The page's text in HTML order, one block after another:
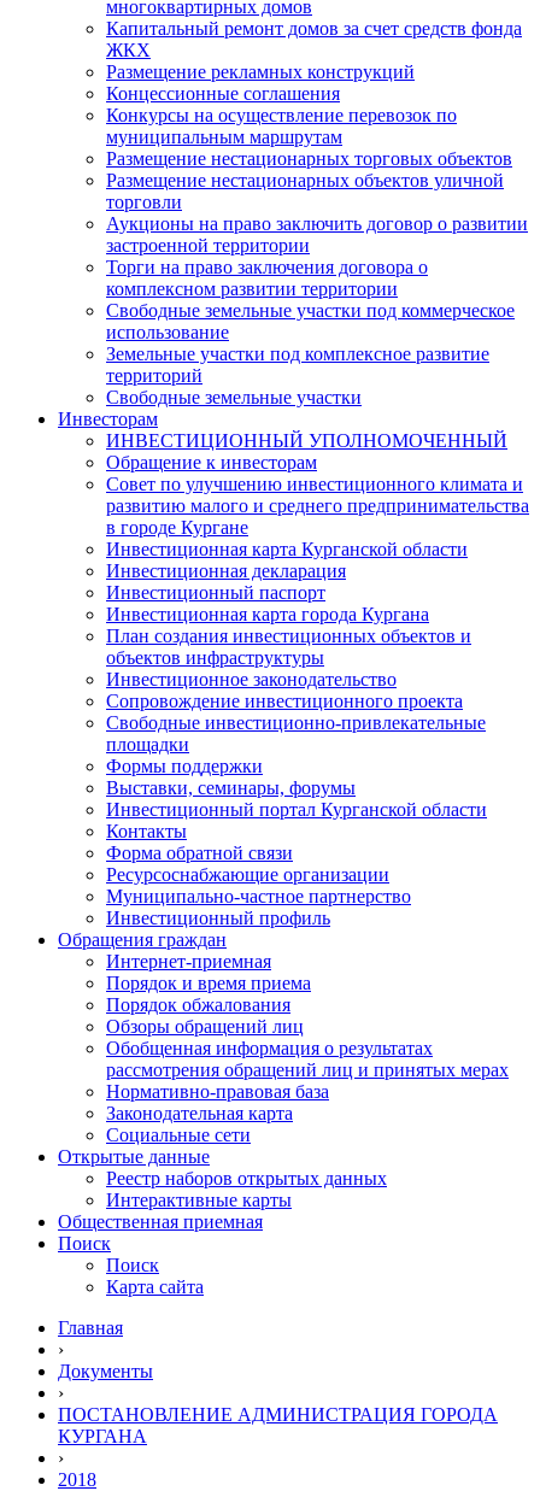
многоквартирных домов
Капитальный ремонт домов за счет средств фонда
ЖКХ
Размещение рекламных конструкций
Концессионные соглашения
Конкурсы на осуществление перевозок по
муниципальным маршрутам
Размещение нестационарных торговых объектов
Размещение нестационарных объектов уличной
торговли
Аукционы на право заключить договор о развитии
застроенной территории
Торги на право заключения договора о
комплексном развитии территории
Свободные земельные участки под коммерческое
использование
Земельные участки под комплексное развитие
территорий
Свободные земельные участки
Инвесторам
ИНВЕСТИЦИОННЫЙ УПОЛНОМОЧЕННЫЙ
Обращение к инвесторам
Совет по улучшению инвестиционного климата и
развитию малого и среднего предпринимательства
в городе Кургане
Инвестиционная карта Курганской области
Инвестиционная декларация
Инвестиционный паспорт
Инвестиционная карта города Кургана
План создания инвестиционных объектов и
объектов инфраструктуры
Инвестиционное законодательство
Сопровождение инвестиционного проекта
Свободные инвестиционно-привлекательные
площадки
Формы поддержки
Выставки, семинары, форумы
Инвестиционный портал Курганской области
Контакты
Форма обратной связи
Ресурсоснабжающие организации
Муниципально-частное партнерство
Инвестиционный профиль
Обращения граждан
Интернет-приемная
Порядок и время приема
Порядок обжалования
Обзоры обращений лиц
Обобщенная информация о результатах
рассмотрения обращений лиц и принятых мерах
Нормативно-правовая база
Законодательная карта
Социальные сети
Открытые данные
Реестр наборов открытых данных
Интерактивные карты
Общественная приемная
Поиск
Поиск
Карта сайта
Главная
›
Документы
›
ПОСТАНОВЛЕНИЕ АДМИНИСТРАЦИЯ ГОРОДА
КУРГАНА
›
2018